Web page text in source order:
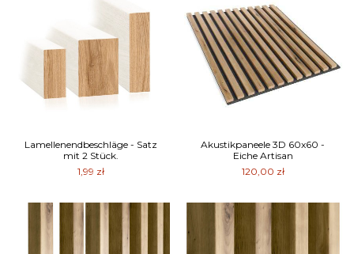
Lamellenendbeschläge - Satz
mit 2 Stück.
1,99 zł
Akustikpaneele 3D 60x60 -
Eiche Artisan
120,00 zł